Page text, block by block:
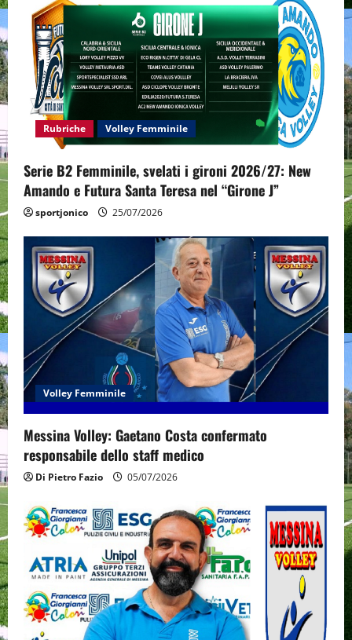
g
a
t
o
n
Rubriche Volley Femminile
Serie B2 Femminile, svelati i gironi 2026/27: New
Amando e Futura Santa Teresa nel “Girone J”
sportjonico 25/07/2026
Volley Femminile
Messina Volley: Gaetano Costa confermato
responsabile dello staff medico
Di Pietro Fazio 05/07/2026